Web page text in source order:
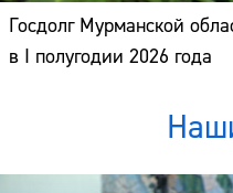
Госдолг Мурманской
в I полугодии 2026 года